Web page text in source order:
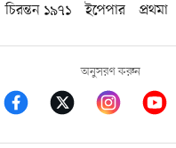
চিরন্তন ১৯৭১ ইপেপার প্রথমা
অনুসরণ করুন